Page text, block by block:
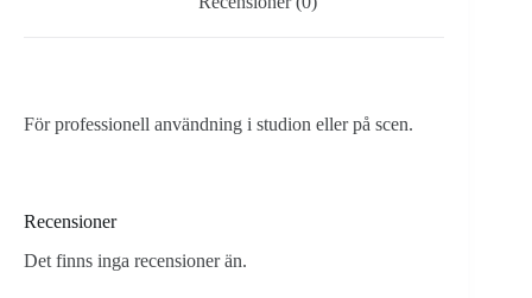
För professionell användning i studion eller på scen.
Recensioner
Det finns inga recensioner än.